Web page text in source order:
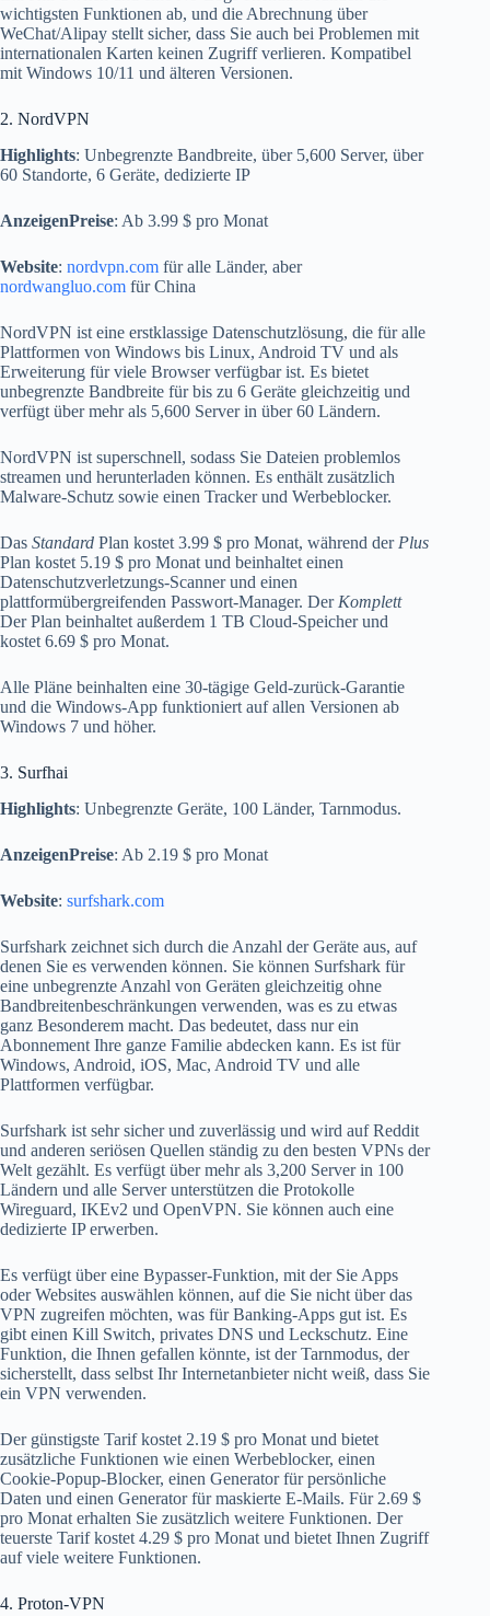
wichtigsten Funktionen ab, und die Abrechnung über
WeChat/Alipay stellt sicher, dass Sie auch bei Problemen mit
internationalen Karten keinen Zugriff verlieren. Kompatibel
mit Windows 10/11 und älteren Versionen.
2. NordVPN
Highlights: Unbegrenzte Bandbreite, über 5,600 Server, über
60 Standorte, 6 Geräte, dedizierte IP
AnzeigenPreise: Ab 3.99 $ pro Monat
Website: nordvpn.com für alle Länder, aber
nordwangluo.com für China
NordVPN ist eine erstklassige Datenschutzlösung, die für alle
Plattformen von Windows bis Linux, Android TV und als
Erweiterung für viele Browser verfügbar ist. Es bietet
unbegrenzte Bandbreite für bis zu 6 Geräte gleichzeitig und
verfügt über mehr als 5,600 Server in über 60 Ländern.
NordVPN ist superschnell, sodass Sie Dateien problemlos
streamen und herunterladen können. Es enthält zusätzlich
Malware-Schutz sowie einen Tracker und Werbeblocker.
Das Standard Plan kostet 3.99 $ pro Monat, während der Plus
Plan kostet 5.19 $ pro Monat und beinhaltet einen
Datenschutzverletzungs-Scanner und einen
plattformübergreifenden Passwort-Manager. Der Komplett
Der Plan beinhaltet außerdem 1 TB Cloud-Speicher und
kostet 6.69 $ pro Monat.
Alle Pläne beinhalten eine 30-tägige Geld-zurück-Garantie
und die Windows-App funktioniert auf allen Versionen ab
Windows 7 und höher.
3. Surfhai
Highlights: Unbegrenzte Geräte, 100 Länder, Tarnmodus.
AnzeigenPreise: Ab 2.19 $ pro Monat
Website: surfshark.com
Surfshark zeichnet sich durch die Anzahl der Geräte aus, auf
denen Sie es verwenden können. Sie können Surfshark für
eine unbegrenzte Anzahl von Geräten gleichzeitig ohne
Bandbreitenbeschränkungen verwenden, was es zu etwas
ganz Besonderem macht. Das bedeutet, dass nur ein
Abonnement Ihre ganze Familie abdecken kann. Es ist für
Windows, Android, iOS, Mac, Android TV und alle
Plattformen verfügbar.
Surfshark ist sehr sicher und zuverlässig und wird auf Reddit
und anderen seriösen Quellen ständig zu den besten VPNs der
Welt gezählt. Es verfügt über mehr als 3,200 Server in 100
Ländern und alle Server unterstützen die Protokolle
Wireguard, IKEv2 und OpenVPN. Sie können auch eine
dedizierte IP erwerben.
Es verfügt über eine Bypasser-Funktion, mit der Sie Apps
oder Websites auswählen können, auf die Sie nicht über das
VPN zugreifen möchten, was für Banking-Apps gut ist. Es
gibt einen Kill Switch, privates DNS und Leckschutz. Eine
Funktion, die Ihnen gefallen könnte, ist der Tarnmodus, der
sicherstellt, dass selbst Ihr Internetanbieter nicht weiß, dass Sie
ein VPN verwenden.
Der günstigste Tarif kostet 2.19 $ pro Monat und bietet
zusätzliche Funktionen wie einen Werbeblocker, einen
Cookie-Popup-Blocker, einen Generator für persönliche
Daten und einen Generator für maskierte E-Mails. Für 2.69 $
pro Monat erhalten Sie zusätzlich weitere Funktionen. Der
teuerste Tarif kostet 4.29 $ pro Monat und bietet Ihnen Zugriff
auf viele weitere Funktionen.
4. Proton-VPN